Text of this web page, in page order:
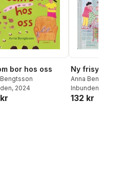
bor hos oss
, 2024
Ny frisyr
Anna Bengtsson
Inbunden
132 kr